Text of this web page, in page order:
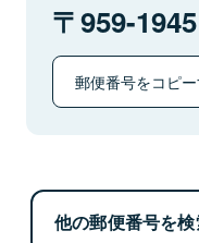
959-1945
郵便番号をコピ
他の郵便番号を